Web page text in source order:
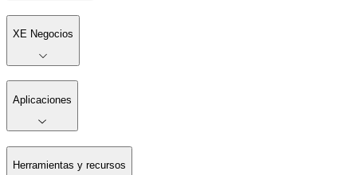
XE Negocios
Aplicaciones
Herramientas y recursos